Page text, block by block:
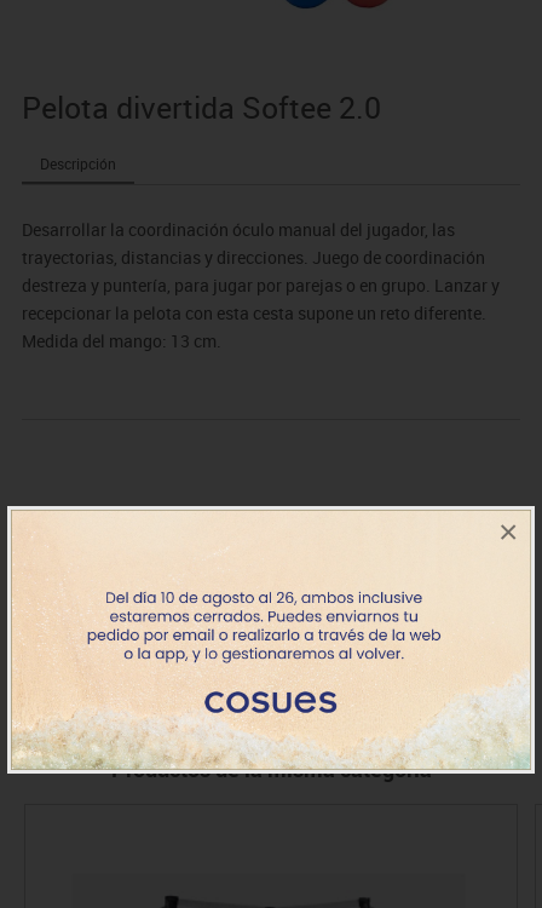
×
Pelota divertida Softee 2.0
Descripción
Desarrollar la coordinación óculo manual del jugador, las
trayectorias, distancias y direcciones. Juego de coordinación
destreza y puntería, para jugar por parejas o en grupo. Lanzar y
recepcionar la pelota con esta cesta supone un reto diferente.
Medida del mango: 13 cm.
Productos de la misma categoría